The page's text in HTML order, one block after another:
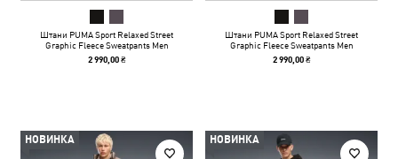
Штани PUMA Sport Relaxed Street
Graphic Fleece Sweatpants Men
2 990,00 ₴
Штани PUMA Sport Relaxed Street
Graphic Fleece Sweatpants Men
2 990,00 ₴
НОВИНКА НОВИНКА